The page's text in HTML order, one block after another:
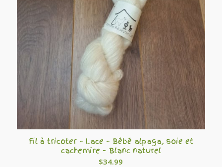
Fil à tricoter – Lace – Bébé alpaga, soie et
cachemire – Blanc naturel
$34.99